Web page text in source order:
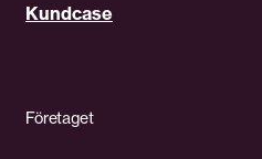
Kundcase
Företaget